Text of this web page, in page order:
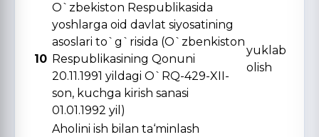
10
O`zbekiston Respublikasida
yoshlarga oid davlat siyosatining
asoslari to`g`risida (O`zbenkiston
Respublikasining Qonuni
20.11.1991 yildagi O`RQ-429-XII-
son, kuchga kirish sanasi
01.01.1992 yil)
yuklab
olish
Aholini ish bilan ta‘minlash